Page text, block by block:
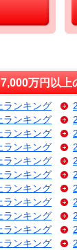
万円以上
ンキング
ンキング
ンキング
ンキング
ンキング
ンキング
ンキング
ンキング
ンキング
ンキング
ンキング